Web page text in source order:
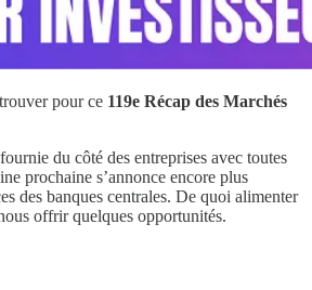
pour ce 119e Récap des Marchés
du côté des entreprises avec toutes
prochaine s’annonce encore plus
des banques centrales. De quoi alimenter
offrir quelques opportunités.